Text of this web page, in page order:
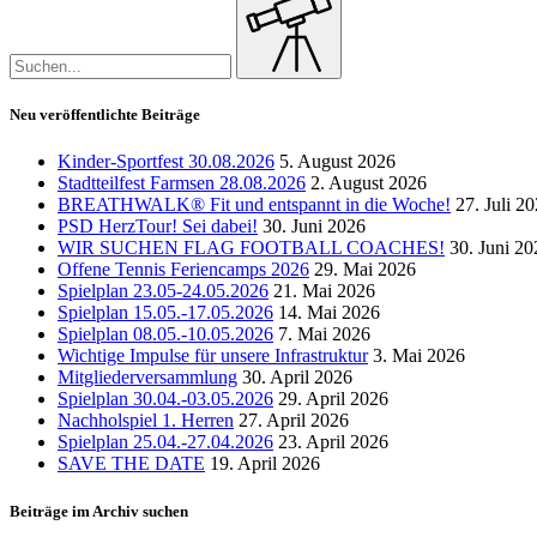
Neu veröffentlichte Beiträge
Kinder-Sportfest 30.08.2026 5. August 2026
Stadtteilfest Farmsen 28.08.2026 2. August 2026
BREATHWALK® Fit und entspannt in die Woche! 27. Juli
PSD HerzTour! Sei dabei! 30. Juni 2026
WIR SUCHEN FLAG FOOTBALL COACHES! 30. Juni
Offene Tennis Feriencamps 2026 29. Mai 2026
Spielplan 23.05-24.05.2026 21. Mai 2026
Spielplan 15.05.-17.05.2026 14. Mai 2026
Spielplan 08.05.-10.05.2026 7. Mai 2026
Wichtige Impulse für unsere Infrastruktur 3. Mai 2026
Mitgliederversammlung 30. April 2026
Spielplan 30.04.-03.05.2026 29. April 2026
Nachholspiel 1. Herren 27. April 2026
Spielplan 25.04.-27.04.2026 23. April 2026
SAVE THE DATE 19. April 2026
Beiträge im Archiv suchen